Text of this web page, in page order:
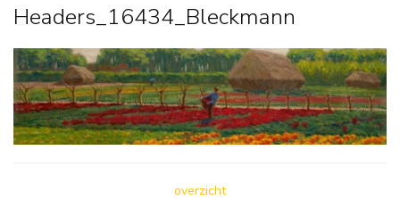
Headers_16434_Bleckmann
overzicht